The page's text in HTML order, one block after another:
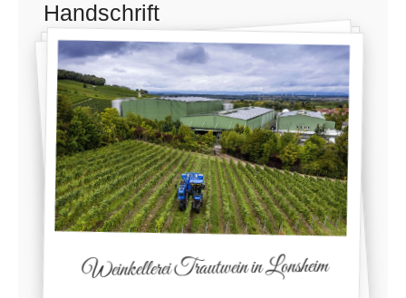
Handschrift
Weinkellerei Trautwein in Lonsheim